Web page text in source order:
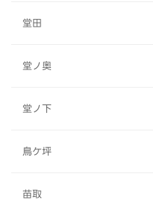
堂田
堂ノ奥
堂ノ下
鳥ケ坪
苗取